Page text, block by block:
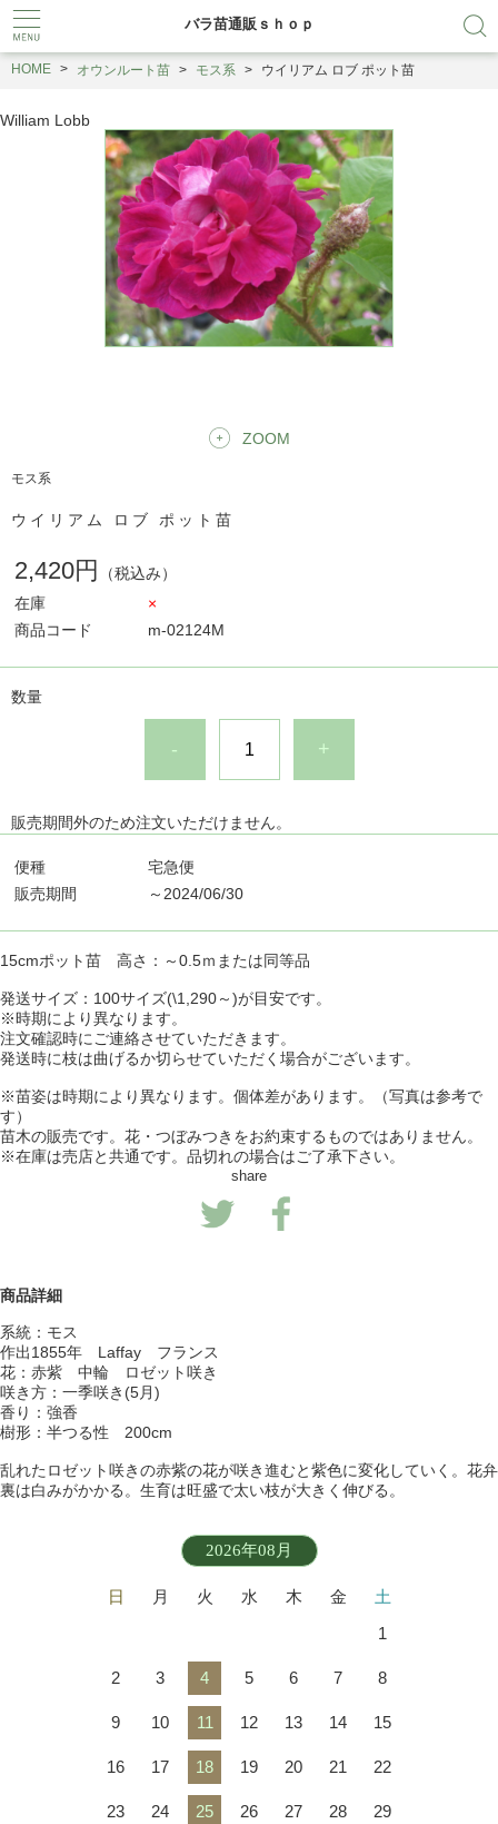
バラ苗通販ｓｈｏｐ
HOME オウンルート苗 モス系 ウイリアム ロブ ポット苗
William Lobb
ZOOM
モス系
ウイリアム ロブ ポット苗
2,420円
（税込み）
在庫
×
商品コード
m-02124M
数量
- +
販売期間外のため注文いただけません。
便種
宅急便
販売期間
～2024/06/30
15cmポット苗 高さ：～0.5ｍまたは同等品
発送サイズ：100サイズ(\1,290～)が目安です。
※時期により異なります。
注文確認時にご連絡させていただきます。
発送時に枝は曲げるか切らせていただく場合がございます。
※苗姿は時期により異なります。個体差があります。（写真は参考で
す）
苗木の販売です。花・つぼみつきをお約束するものではありません。
※在庫は売店と共通です。品切れの場合はご了承下さい。
share
商品詳細
系統：モス
作出1855年 Laffay フランス
花：赤紫 中輪 ロゼット咲き
咲き方：一季咲き(5月)
香り：強香
樹形：半つる性 200cm
乱れたロゼット咲きの赤紫の花が咲き進むと紫色に変化していく。花弁
裏は白みがかかる。生育は旺盛で太い枝が大きく伸びる。
2026年08月
日 月 火 水 木 金
土
1
2 3 4 5 6 7 8
9 10 11 12 13 14 15
16 17 18 19 20 21 22
23 24 25 26 27 28 29